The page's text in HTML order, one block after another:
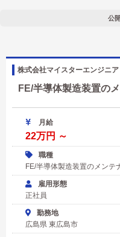
公
株式会社マイスターエンジニ
FE/半導体製造装置の
月給
22万円 ～
職種
FE/半導体製造装置のメンテ
雇用形態
正社員
勤務地
広島県 東広島市